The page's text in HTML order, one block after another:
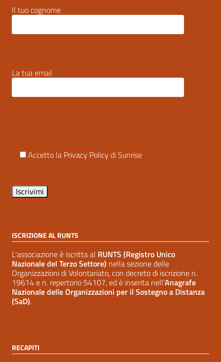
Il tuo cognome
La tua email
Accetto la Privacy Policy di Sunrise
ISCRIZIONE AL RUNTS
L'associazione è iscritta al RUNTS (Registro Unico
Nazionale del Terzo Settore) nella sezione delle
Organizzazioni di Volontariato, con decreto di iscrizione n.
19614 e n. repertorio 54107, ed è inserita nell'Anagrafe
Nazionale delle Organizzazioni per il Sostegno a Distanza
(SaD).
RECAPITI